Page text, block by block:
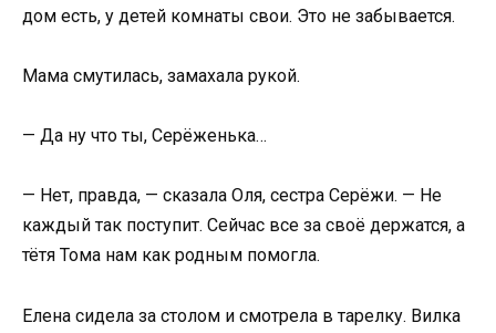
дом есть, у детей комнаты свои. Это не забывается.
Мама смутилась, замахала рукой.
— Да ну что ты, Серёженька…
— Нет, правда, — сказала Оля, сестра Серёжи. — Не
каждый так поступит. Сейчас все за своё держатся, а
тётя Тома нам как родным помогла.
Елена сидела за столом и смотрела в тарелку. Вилка